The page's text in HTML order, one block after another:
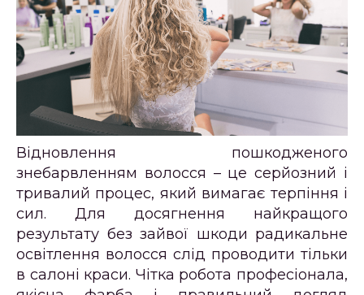
Відновлення пошкодженого
знебарвленням волосся – це серйозний і
тривалий процес, який вимагає терпіння і
сил. Для досягнення найкращого
результату без зайвої шкоди радикальне
освітлення волосся слід проводити тільки
в салоні краси. Чітка робота професіонала,